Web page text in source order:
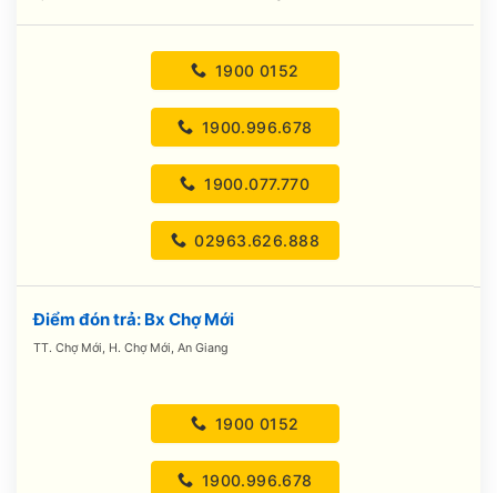
1900 0152
1900.996.678
1900.077.770
02963.626.888
Điểm đón trả: Bx Chợ Mới
TT. Chợ Mới, H. Chợ Mới, An Giang
1900 0152
1900.996.678